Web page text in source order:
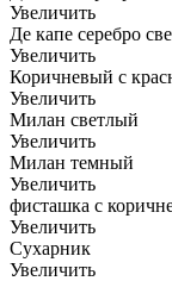
Увеличить
Де капе серебро
Увеличить
Коричневый с
Увеличить
Милан светлый
Увеличить
Милан темный
Увеличить
фисташка с
Увеличить
Сухарник
Увеличить